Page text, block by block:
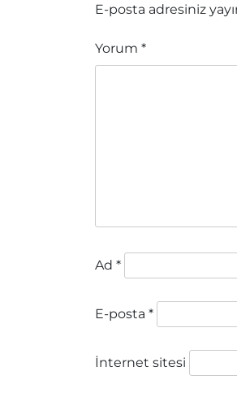
E-posta adresiniz
Yorum *
Ad *
E-posta *
İnternet sitesi